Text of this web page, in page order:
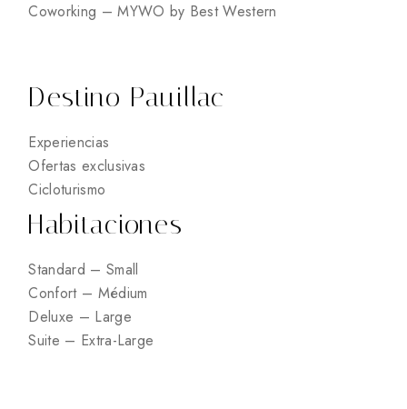
Coworking – MYWO by Best Western
Destino Pauillac
Experiencias
Ofertas exclusivas
Cicloturismo
Habitaciones
Standard – Small
Confort – Médium
Deluxe – Large
Suite – Extra-Large